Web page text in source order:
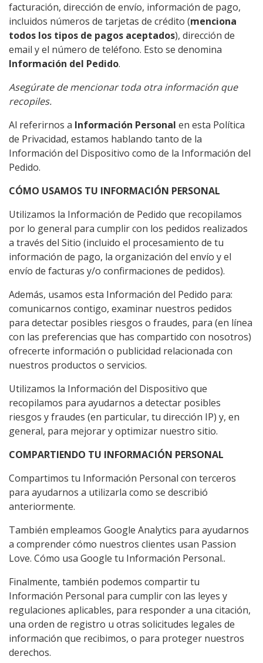
facturación, dirección de envío, información de pago,
incluidos números de tarjetas de crédito (menciona
todos los tipos de pagos aceptados), dirección de
email y el número de teléfono. Esto se denomina
Información del Pedido.
Asegúrate de mencionar toda otra información que
recopiles.
Al referirnos a Información Personal en esta Política
de Privacidad, estamos hablando tanto de la
Información del Dispositivo como de la Información del
Pedido.
CÓMO USAMOS TU INFORMACIÓN PERSONAL
Utilizamos la Información de Pedido que recopilamos
por lo general para cumplir con los pedidos realizados
a través del Sitio (incluido el procesamiento de tu
información de pago, la organización del envío y el
envío de facturas y/o confirmaciones de pedidos).
Además, usamos esta Información del Pedido para:
comunicarnos contigo, examinar nuestros pedidos
para detectar posibles riesgos o fraudes, para (en línea
con las preferencias que has compartido con nosotros)
ofrecerte información o publicidad relacionada con
nuestros productos o servicios.
Utilizamos la Información del Dispositivo que
recopilamos para ayudarnos a detectar posibles
riesgos y fraudes (en particular, tu dirección IP) y, en
general, para mejorar y optimizar nuestro sitio.
COMPARTIENDO TU INFORMACIÓN PERSONAL
Compartimos tu Información Personal con terceros
para ayudarnos a utilizarla como se describió
anteriormente.
También empleamos Google Analytics para ayudarnos
a comprender cómo nuestros clientes usan Passion
Love. Cómo usa Google tu Información Personal..
Finalmente, también podemos compartir tu
Información Personal para cumplir con las leyes y
regulaciones aplicables, para responder a una citación,
una orden de registro u otras solicitudes legales de
información que recibimos, o para proteger nuestros
derechos.